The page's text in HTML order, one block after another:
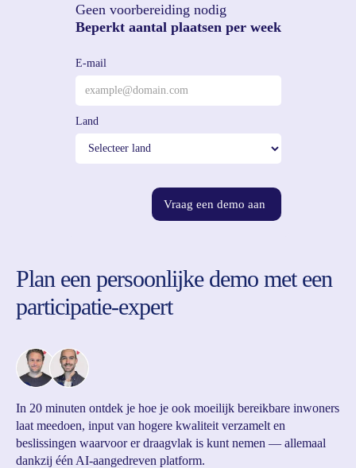
Geen voorbereiding nodig
Beperkt aantal plaatsen per week
E-mail
Land
Vraag een demo aan
Plan een persoonlijke demo met een
participatie-expert
In 20 minuten ontdek je hoe je ook moeilijk bereikbare inwoners
laat meedoen, input van hogere kwaliteit verzamelt en
beslissingen waarvoor er draagvlak is kunt nemen — allemaal
dankzij één AI-aangedreven platform.